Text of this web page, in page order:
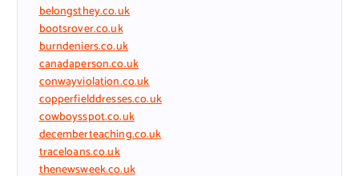
belongsthey.co.uk
bootsrover.co.uk
burndeniers.co.uk
canadaperson.co.uk
conwayviolation.co.uk
copperfielddresses.co.uk
cowboysspot.co.uk
decemberteaching.co.uk
traceloans.co.uk
thenewsweek.co.uk